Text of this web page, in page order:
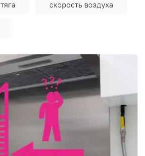
тяга скорость воздуха